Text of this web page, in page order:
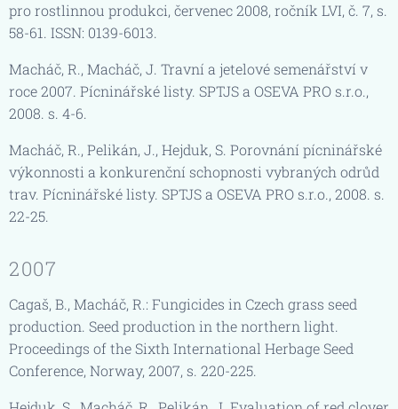
pro rostlinnou produkci, červenec 2008, ročník LVI, č. 7, s.
58-61. ISSN: 0139-6013.
Macháč, R., Macháč, J. Travní a jetelové semenářství v
roce 2007. Pícninářské listy. SPTJS a OSEVA PRO s.r.o.,
2008. s. 4-6.
Macháč, R., Pelikán, J., Hejduk, S. Porovnání pícninářské
výkonnosti a konkurenční schopnosti vybraných odrůd
trav. Pícninářské listy. SPTJS a OSEVA PRO s.r.o., 2008. s.
22-25.
2007
Cagaš, B., Macháč, R.: Fungicides in Czech grass seed
production. Seed production in the northern light.
Proceedings of the Sixth International Herbage Seed
Conference, Norway, 2007, s. 220-225.